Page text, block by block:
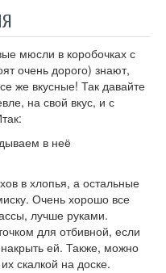
мюсли в коробочках с
очень дорого) знают,
же вкусные! Так давайте
на свой вкус, и с
в неё
в хлопья, а остальные
Очень хорошо все
лучше руками.
для отбивной, если
ей. Также, можно
скалкой на доске.